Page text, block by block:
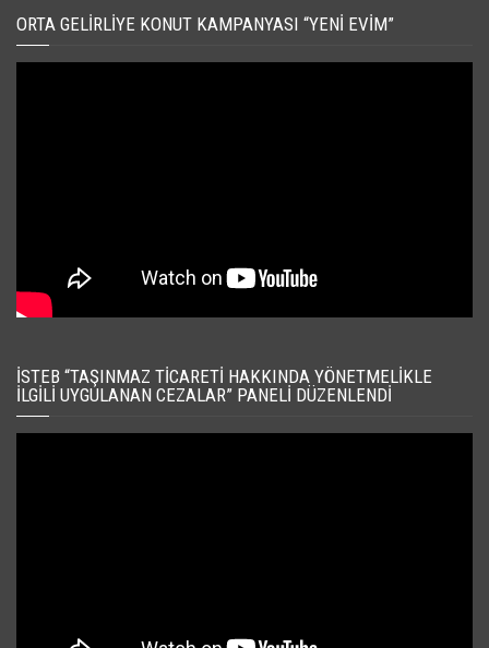
ORTA GELIRLIYE KONUT KAMPANYASI “YENI EVIM”
İSTEB “TAŞINMAZ TICARETI HAKKINDA YÖNETMELIKLE
İLGILI UYGULANAN CEZALAR” PANELI DÜZENLENDI